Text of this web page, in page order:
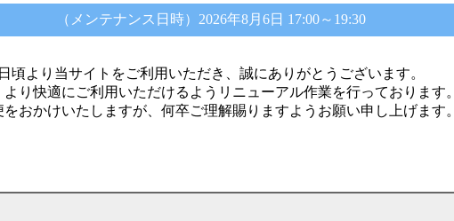
（メンテナンス日時）2026年8月6日 17:00～19:30
日頃より当サイトをご利用いただき、誠にありがとうございます。
より快適にご利用いただけるようリニューアル作業を行っております。
をおかけいたしますが、何卒ご理解賜りますようお願い申し上げます。